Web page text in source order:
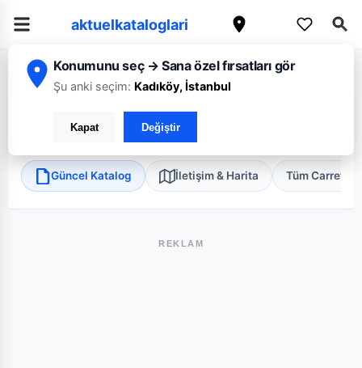
aktuelkataloglari
Konumunu seç → Sana özel fırsatları gör
Şu anki seçim: Kadıköy, İstanbul
Kapat Değiştir
Ana Sayfa/Kocaeli/ CarrefourSA/ Kocaeli Darıca FSM Mini
CarrefourSA Kocaeli Darıca FSM Mini
Darıca, Kocaeli
Güncel Katalog İletişim & Harita Tüm
REKLAM